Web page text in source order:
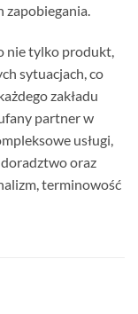
zapobiegania.
nie tylko produkt,
sytuacjach, co
zakładu
partner w
usługi,
oraz
terminowość